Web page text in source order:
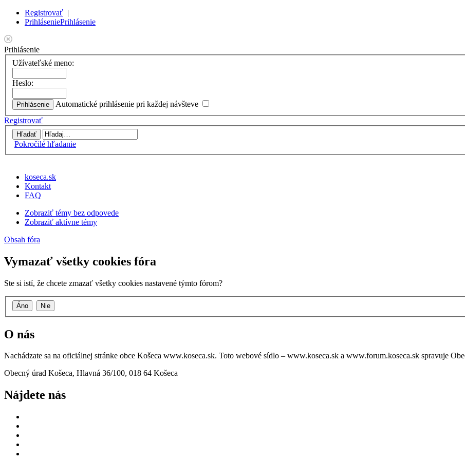
Registrovať |
PrihláseniePrihlásenie
Prihlásenie
Užívateľské meno:
Heslo:
Automatické prihlásenie pri každej návšteve
Registrovať
Pokročilé hľadanie
koseca.sk
Kontakt
FAQ
Zobraziť témy bez odpovede
Zobraziť aktívne témy
Obsah fóra
Vymazať všetky cookies fóra
Ste si istí, že chcete zmazať všetky cookies nastavené týmto fórom?
O nás
Nachádzate sa na oficiálnej stránke obce Košeca www.koseca.sk. Toto webové sídlo – www.koseca.sk a www.forum.koseca.sk spravuje
Obecný úrad Košeca, Hlavná 36/100, 018 64 Košeca
Nájdete nás